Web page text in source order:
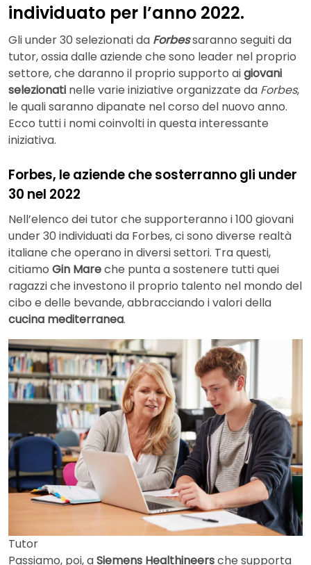
individuato per l’anno 2022.
Gli under 30 selezionati da Forbessaranno seguiti da
tutor, ossia dalle aziende che sono leader nel proprio
settore, che daranno il proprio supporto aigiovani
selezionati nelle varie iniziative organizzate da Forbes,
le quali saranno dipanate nel corso del nuovo anno.
Ecco tutti i nomi coinvolti in questa interessante
iniziativa.
Forbes, le aziende che sosterranno gli under
30 nel 2022
Nell’elenco dei tutor che supporteranno i 100 giovani
under 30 individuati da Forbes, ci sono diverse realtà
italiane che operano in diversi settori. Tra questi,
citiamo Gin Mareche punta a sostenere tutti quei
ragazzi che investono il proprio talento nel mondo del
cibo e delle bevande, abbracciando i valori della
cucina mediterranea.
Tutor
Passiamo, poi, aSiemens Healthineersche supporta